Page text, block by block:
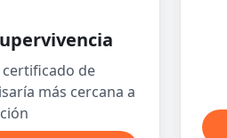
de
más cercana a